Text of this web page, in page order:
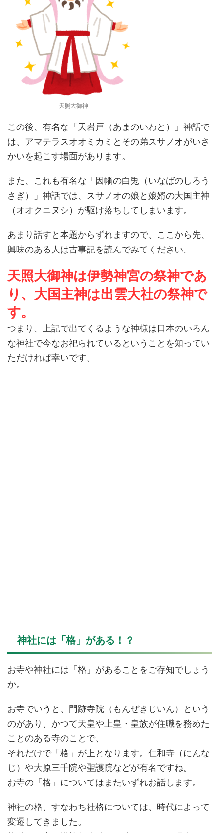
天照大御神
この後、有名な「天岩戸（あまのいわと）」神話で
は、アマテラスオオミカミとその弟スサノオがいさ
かいを起こす場面があります。
また、これも有名な「因幡の白兎（いなばのしろう
さぎ）」神話では、スサノオの娘と娘婿の大国主神
（オオクニヌシ）が駆け落ちしてしまいます。
あまり話すと本題からずれますので、ここから先、
興味のある人は古事記を読んでみてください。
天照大御神は伊勢神宮の祭神であ
り、大国主神は出雲大社の祭神で
す。
つまり、上記で出てくるような神様は日本のいろん
な神社で今なお祀られているということを知ってい
ただければ幸いです。
神社には「格」がある！？
お寺や神社には「格」があることをご存知でしょう
か。
お寺でいうと、門跡寺院（もんぜきじいん）という
のがあり、かつて天皇や上皇・皇族が住職を務めた
ことのある寺のことで、
それだけで「格」が上となります。仁和寺（にんな
じ）や大原三千院や聖護院などが有名ですね。
お寺の「格」についてはまたいずれお話します。
神社の格、すなわち社格については、時代によって
変遷してきました。